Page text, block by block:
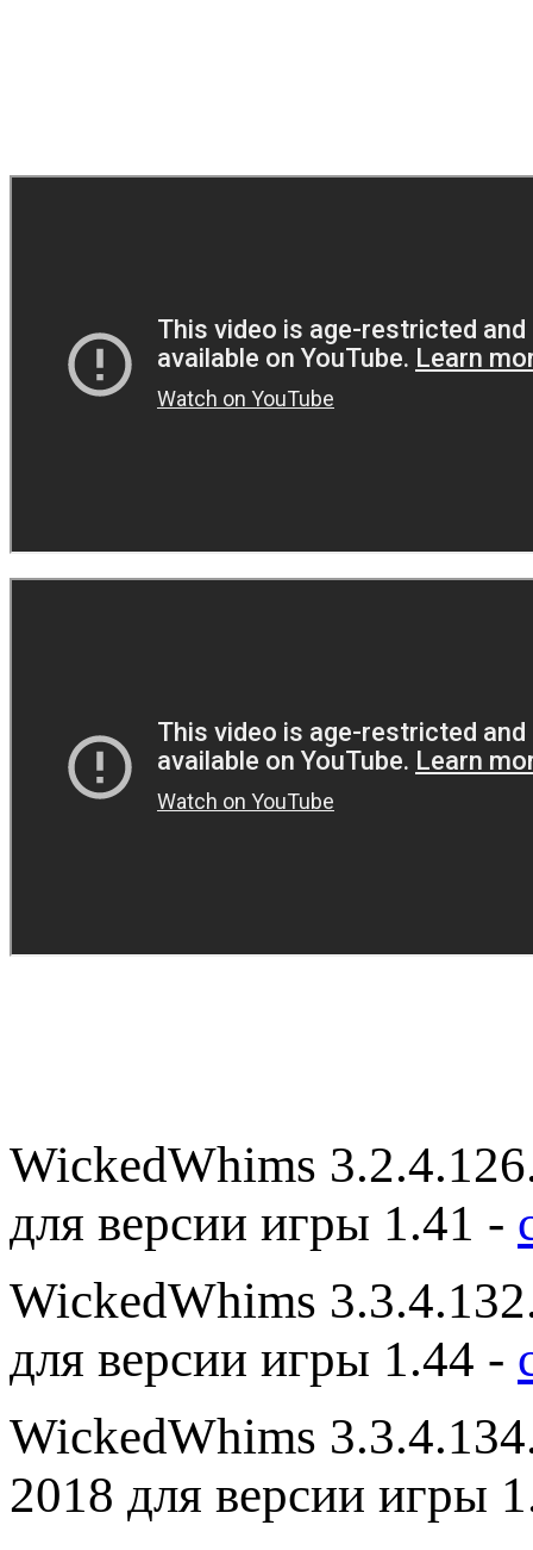
WickedWhims
для версии игры 1.41 -
WickedWhims
для версии игры 1.44 -
WickedWhims
2018 для версии игры